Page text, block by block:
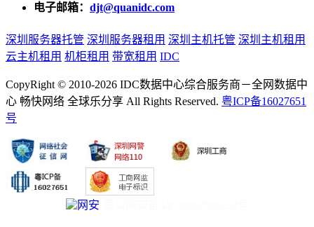
电子邮箱： djt@quanidc.com
深圳服务器托管 深圳服务器租用 深圳主机托管 深圳主机租用
云主机租用 机柜租用 带宽租用 IDC
CopyRight © 2010-2026 IDC数据中心综合服务商－全网数据中
心 畅快网络 全球乐分享 All Rights Reserved. 粤ICP备16027651
号